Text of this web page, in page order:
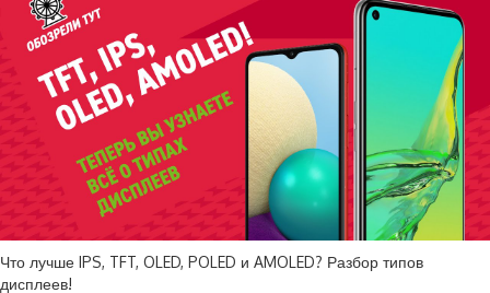
Что лучше IPS, TFT, OLED, POLED и AMOLED? Разбор типов
дисплеев!